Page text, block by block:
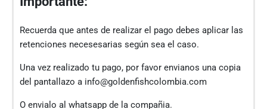
Recuerda que antes de realizar el pago debes aplicar las
retenciones necesesarias según sea el caso.
Una vez realizado tu pago, por favor envianos una copia
del pantallazo a info@goldenfishcolombia.com
O envialo al whatsapp de la compañia.